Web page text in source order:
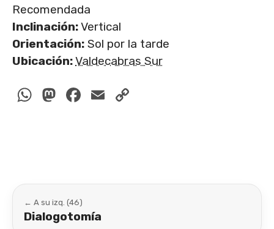
Recomendada
Inclinación:Vertical
Orientación: Sol por la tarde
Ubicación:Valdecabras Sur
WhatsApp
Mastodon
Facebook
Email
← A su izq. (46)
Dialogotomía